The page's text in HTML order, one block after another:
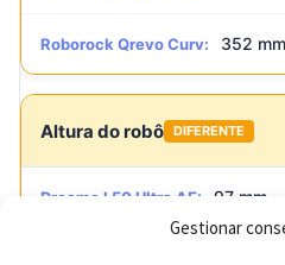
Gestionar
Roborock Qrevo Curv: 352 mm
Altura do robô DIFERENTE
Dreame L50 Ultra AE: 97 mm